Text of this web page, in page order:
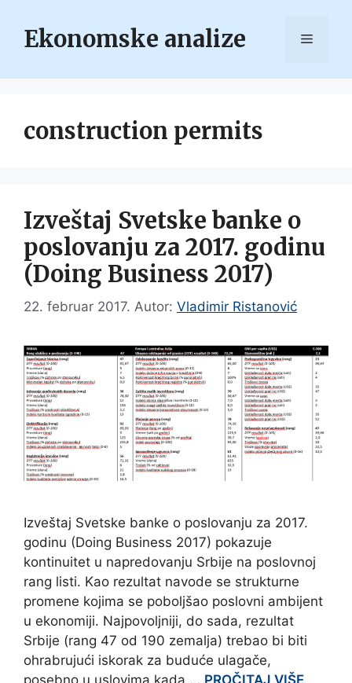
contentEkonomske analize Menu
construction permits
Izveštaj Svetske banke o
poslovanju za 2017. godinu
(Doing Business 2017)
22. februar 2017. Autor: Vladimir Ristanović
Izveštaj Svetske banke o poslovanju za 2017.
godinu (Doing Business 2017) pokazuje
kontinuitet u napredovanju Srbije na poslovnoj
rang listi. Kao rezultat navode se strukturne
promene kojima se poboljšao poslovni ambijent
u ekonomiji. Najpovoljniji, do sada, rezultat
Srbije (rang 47 od 190 zemalja) trebao bi biti
ohrabrujući iskorak za buduće ulagače,